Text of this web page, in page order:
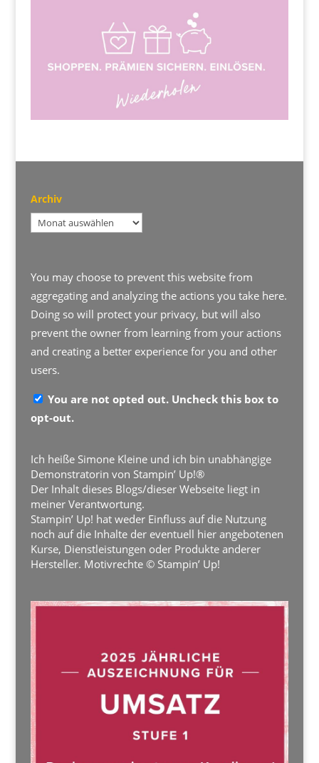
Archiv
Archiv
You may choose to prevent this website from
aggregating and analyzing the actions you take here.
Doing so will protect your privacy, but will also
prevent the owner from learning from your actions
and creating a better experience for you and other
users.
You are not opted out. Uncheck this box to
opt-out.
Ich heiße Simone Kleine und ich bin unabhängige
Demonstratorin von Stampin’ Up!®
Der Inhalt dieses Blogs/dieser Webseite liegt in
meiner Verantwortung.
Stampin’ Up! hat weder Einfluss auf die Nutzung
noch auf die Inhalte der eventuell hier angebotenen
Kurse, Dienstleistungen oder Produkte anderer
Hersteller. Motivrechte © Stampin’ Up!